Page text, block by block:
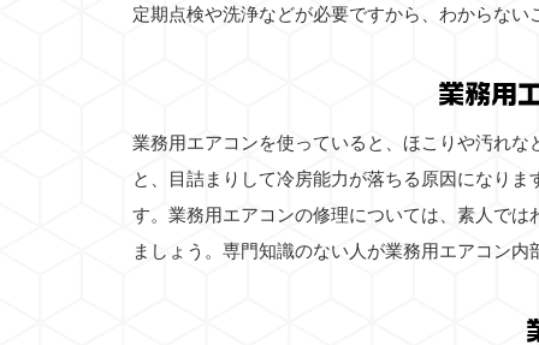
定期点検や洗浄などが必要ですから、わからな
業務用
業務用エアコンを使っていると、ほこりや汚れ
と、目詰まりして冷房能力が落ちる原因になり
す。業務用エアコンの修理については、素人で
ましょう。専門知識のない人が業務用エアコン